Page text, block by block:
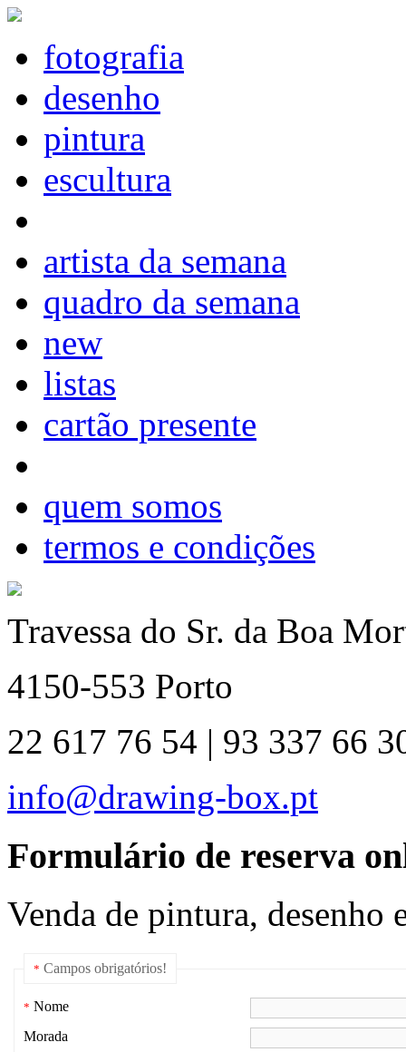
fotografia
desenho
pintura
escultura
artista da semana
quadro da semana
new
listas
cartão presente
quem somos
termos e condições
Travessa do Sr. da Boa
4150-553 Porto
22 617 76 54 | 93 337 66
info@drawing-box.pt
Formulário de reserva
Venda de pintura,
* Campos obrigatórios!
* Nome
Morada